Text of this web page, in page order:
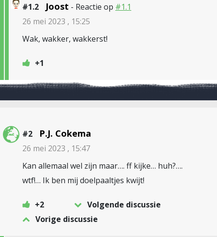
#1.2 Joost - Reactie op #1.1
26 mei 2023 , 15:25
Wak, wakker, wakkerst!
+1
#2 P.J. Cokema
26 mei 2023 , 15:47
Kan allemaal wel zijn maar…. ff kijke… huh?….
wtf!… Ik ben mij doelpaaltjes kwijt!
+2
Volgende discussie
Vorige discussie